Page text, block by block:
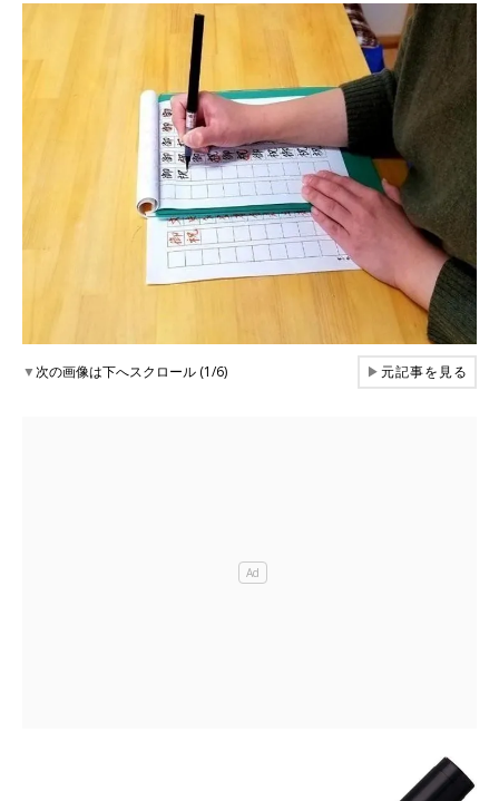
▼次の画像は下へスクロール (1/6) ▶元記事を見る